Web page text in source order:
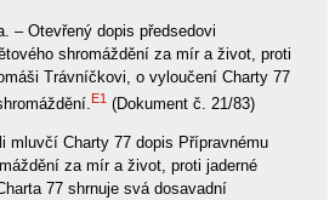
– Otevřený dopis předsedovi
shromáždění za mír a život, proti
Trávníčkovi, o vyloučení Charty 77
E1(Dokument č. 21/83)
mluvčí Charty 77 dopis Přípravnému
za mír a život, proti jaderné
77 shrnuje svá dosavadní